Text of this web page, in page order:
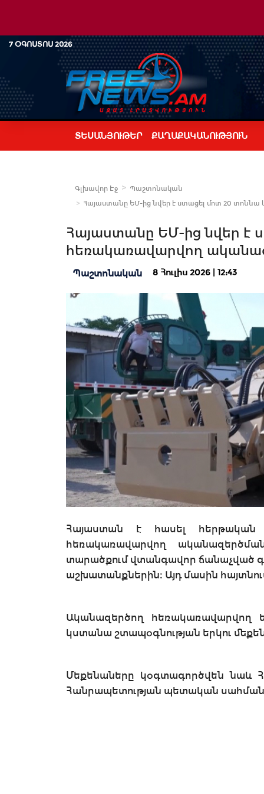
7 ՕԳՈՍՏՈՍ 2026
ՏԵՍԱՆՅՈՒԹԵՐ ՔԱՂԱՔԱԿԱՆՈՒԹՅՈՒՆ
Գլխավոր Էջ
Պաշտոնական
Հայաստանը ԵՄ-ից նվեր է ստացել մոտ 20
Հայաստանը ԵՄ-ից նվեր է
հեռակառավարվող
Պաշտոնական 8 Հուլիս 2026 | 12:43
Հայաստան է հասել
հեռակառավարվող
տարածքում վտանգավոր ճանաչված
աշխատանքներին։ Այդ մասին
Ականազերծող հեռակառավարվող
կստանա շտապօգնության երկու
Մեքենաները կօգտագործվեն նաև
Հանրապետության պետական